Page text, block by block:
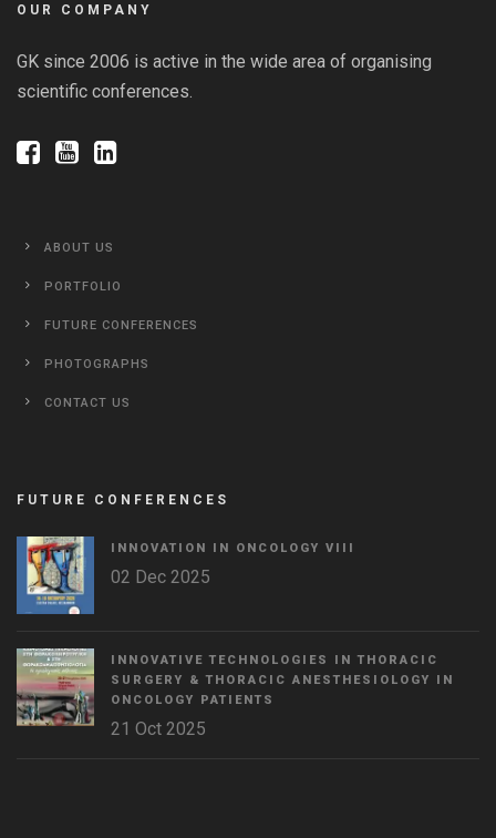
OUR COMPANY
GK since 2006 is active in the wide area of organising
scientific conferences.
ABOUT US
PORTFOLIO
FUTURE CONFERENCES
PHOTOGRAPHS
CONTACT US
FUTURE CONFERENCES
INNOVATION IN ONCOLOGY VΙIΙ
02 Dec 2025
INNOVATIVE TECHNOLOGIES IN THORACIC
SURGERY & THORACIC ANESTHESIOLOGY IN
ONCOLOGY PATIENTS
21 Oct 2025